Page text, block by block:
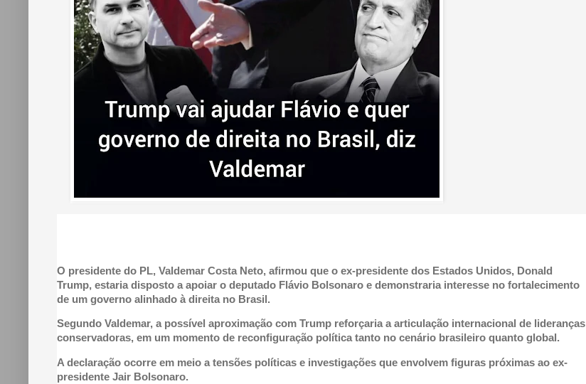
O presidente do PL, Valdemar Costa Neto, afirmou que o ex-presidente dos Estados Unidos, Donald
Trump, estaria disposto a apoiar o deputado Flávio Bolsonaro e demonstraria interesse no fortalecimento
de um governo alinhado à direita no Brasil.
Segundo Valdemar, a possível aproximação com Trump reforçaria a articulação internacional de lideranças
conservadoras, em um momento de reconfiguração política tanto no cenário brasileiro quanto global.
A declaração ocorre em meio a tensões políticas e investigações que envolvem figuras próximas ao ex-
presidente Jair Bolsonaro.